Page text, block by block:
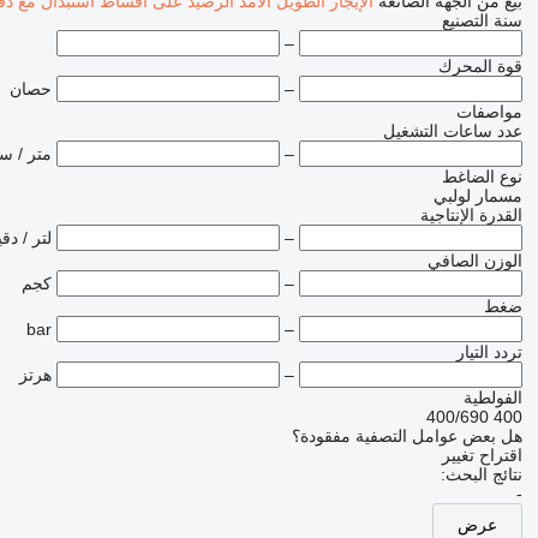
سنة التصنيع
–
قوة المحرك
–
حصان
مواصفات
عدد ساعات التشغيل
–
متر /
نوع الضاغط
مسمار لولبي
القدرة الإنتاجية
–
لتر /
الوزن الصافي
–
كجم
ضغط
–
bar
تردد التيار
–
هرتز
الفولطية
400
400/690
هل بعض عوامل التصفية مفقودة؟
اقتراح تغيير
نتائج البحث:
-
عرض